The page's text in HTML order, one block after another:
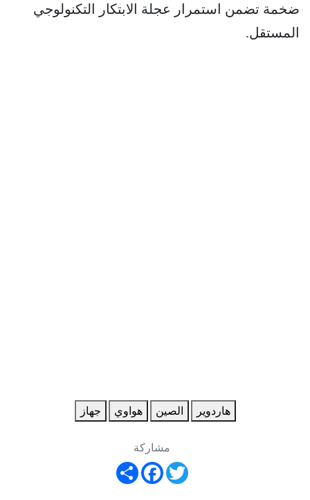
ضخمة تضمن استمرار عجلة الابتكار التكنولوجي
المستقل.
هاردوير الصين هواوي جهاز
مشاركة
Share
FacebookTwitter